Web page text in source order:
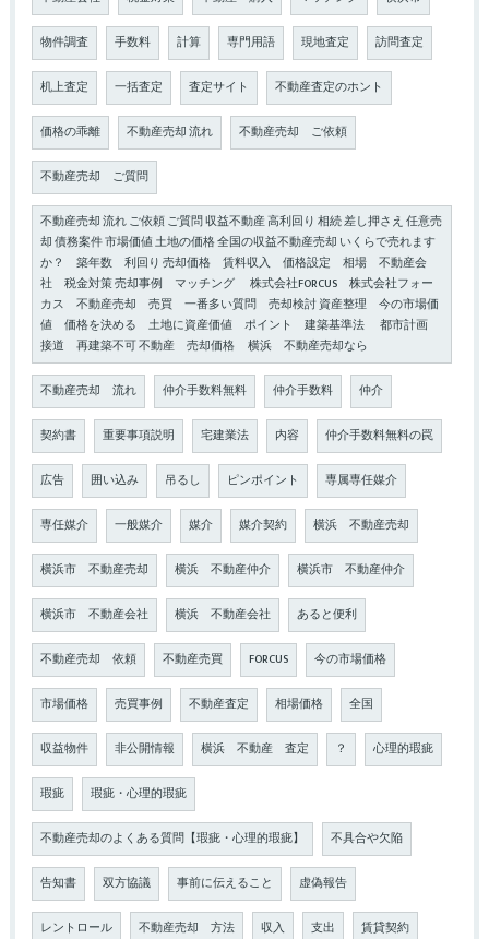
物件調査 手数料 計算 専門用語 現地査定 訪問査定
机上査定 一括査定 査定サイト 不動産査定のホント
価格の乖離 不動産売却 流れ 不動産売却 ご依頼
不動産売却 ご質問
不動産売却 流れ ご依頼 ご質問 収益不動産 高利回り 相続 差し押さえ 任意売
却 債務案件 市場価値 土地の価格 全国の収益不動産売却 いくらで売れます
か？ 築年数 利回り 売却価格 賃料収入 価格設定 相場 不動産会
社 税金対策 売却事例 マッチング 株式会社FORCUS 株式会社フォー
カス 不動産売却 売買 一番多い質問 売却検討 資産整理 今の市場価
値 価格を決める 土地に資産価値 ポイント 建築基準法 都市計画
接道 再建築不可 不動産 売却価格 横浜 不動産売却なら
不動産売却 流れ 仲介手数料無料 仲介手数料 仲介
契約書 重要事項説明 宅建業法 内容 仲介手数料無料の罠
広告 囲い込み 吊るし ピンポイント 専属専任媒介
専任媒介 一般媒介 媒介 媒介契約 横浜 不動産売却
横浜市 不動産売却 横浜 不動産仲介 横浜市 不動産仲介
横浜市 不動産会社 横浜 不動産会社 あると便利
不動産売却 依頼 不動産売買 FORCUS 今の市場価格
市場価格 売買事例 不動産査定 相場価格 全国
収益物件 非公開情報 横浜 不動産 査定 ？ 心理的瑕疵
瑕疵 瑕疵・心理的瑕疵
不動産売却のよくある質問【瑕疵・心理的瑕疵】 不具合や欠陥
告知書 双方協議 事前に伝えること 虚偽報告
レントロール 不動産売却 方法 収入 支出 賃貸契約